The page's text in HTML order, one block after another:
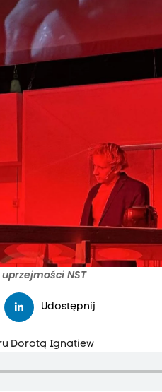
NST
Udostępnij
Dorotą Ignatiew